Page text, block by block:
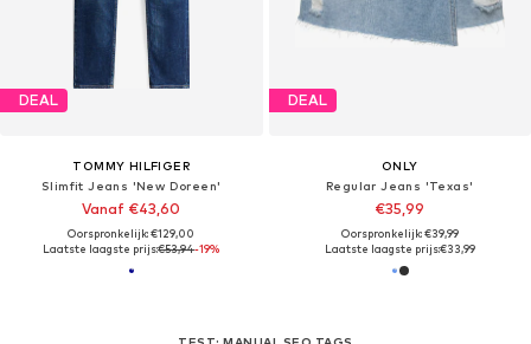
DEAL
TOMMY HILFIGER
Slimfit Jeans 'New Doreen'
Vanaf €43,60
Oorspronkelijk: €129,00
Laatste laagste prijs:€53,94-19%
DEAL
ONLY
Regular Jeans 'Texas'
€35,99
Oorspronkelijk: €39,99
Laatste laagste prijs:€33,99